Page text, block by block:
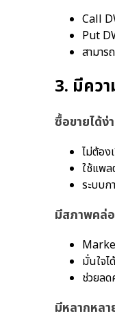
Call
Put
สามาร
3. มีคว
ซื้อขายได้
ไม่ต้อ
ใช้แพ
ระบบก
มีสภาพคล่
มั่นใจไ
ช่วยลด
มีหลากหล